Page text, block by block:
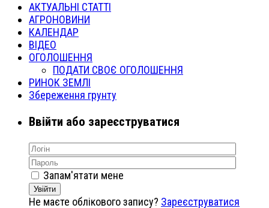
АКТУАЛЬНІ СТАТТІ
АГРОНОВИНИ
КАЛЕНДАР
ВІДЕО
ОГОЛОШЕННЯ
ПОДАТИ СВОЄ ОГОЛОШЕННЯ
РИНОК ЗЕМЛІ
Збереження грунту
Ввійти або зареєструватися
Запам'ятати мене
Увійти
Не маєте облікового запису? Зареєструватися